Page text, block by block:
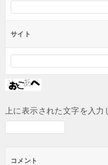
サイト
上に表示された文字を入力
コメント